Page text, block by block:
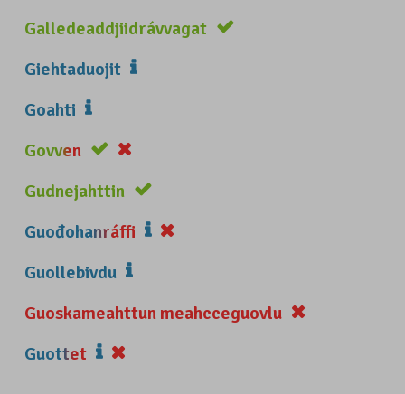
Galledeaddjiidrávvagat
Giehtaduojit
Goahti
Govven
Gudnejahttin
Guođohanráffi
Guollebivdu
Guoskameahttun meahcceguovlu
Guottet